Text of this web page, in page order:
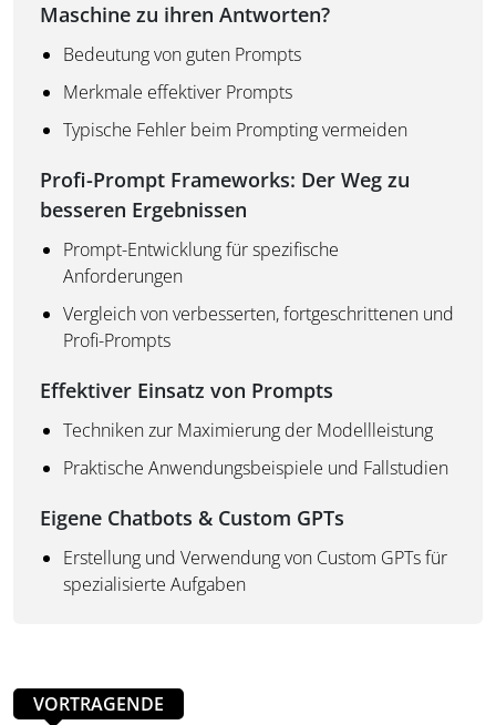
Maschine zu ihren Antworten?
Bedeutung von guten Prompts
Merkmale effektiver Prompts
Typische Fehler beim Prompting vermeiden
Profi-Prompt Frameworks: Der Weg zu
besseren Ergebnissen
Prompt-Entwicklung für spezifische
Anforderungen
Vergleich von verbesserten, fortgeschrittenen und
Profi-Prompts
Effektiver Einsatz von Prompts
Techniken zur Maximierung der Modellleistung
Praktische Anwendungsbeispiele und Fallstudien
Eigene Chatbots & Custom GPTs
Erstellung und Verwendung von Custom GPTs für
spezialisierte Aufgaben
VORTRAGENDE